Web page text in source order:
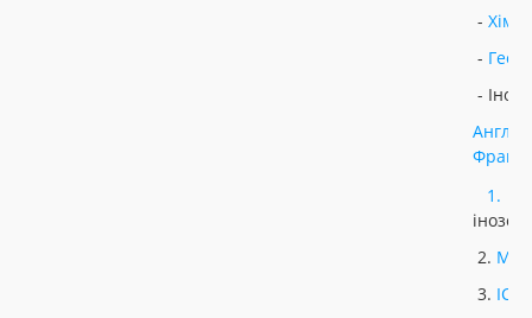
- Хімія
-
-
1.
2.
3.